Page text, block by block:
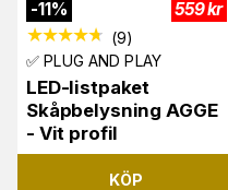
-11% 559kr
(9)
✅ PLUG AND PLAY
LED-listpaket
Skåpbelysning AGGE
- Vit profil
KÖP